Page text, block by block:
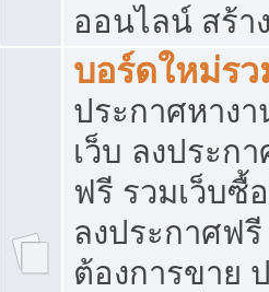
ออนไลน์ สร้า
บอร์ดใหม่ร
ประกาศหาง
เว็บ ลงประก
ฟรี รวมเว็บซื้
ลงประกาศฟ
ต้องการขาย